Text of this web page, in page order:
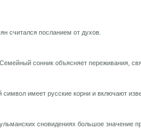
считался посланием от духов.
сонник объясняет переживания,
имеет русские корни и включают
сновидениях большое значение